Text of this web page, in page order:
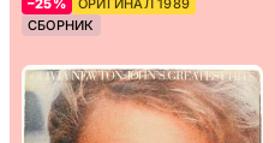
СБОРНИК